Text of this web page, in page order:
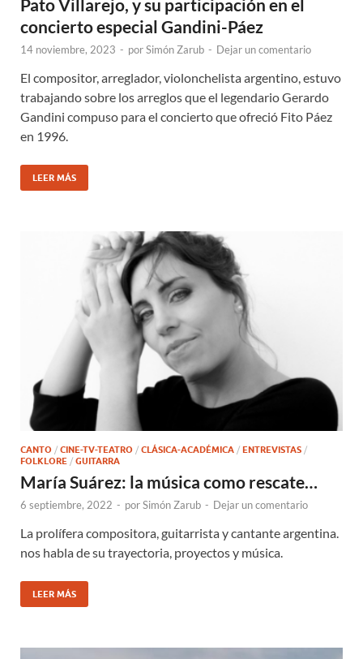
Pato Villarejo, y su participación en el
concierto especial Gandini-Páez
14 noviembre, 2023 - porSimón Zarub - Dejar un comentario
El compositor, arreglador, violonchelista argentino, estuvo
trabajando sobre los arreglos que el legendario Gerardo
Gandini compuso para el concierto que ofreció Fito Páez
en 1996.
LEER MÁS
CANTO / CINE-TV-TEATRO / CLÁSICA-ACADÉMICA / ENTREVISTAS /
FOLKLORE / GUITARRA
María Suárez: la música como rescate…
6 septiembre, 2022 - porSimón Zarub - Dejar un comentario
La prolífera compositora, guitarrista y cantante argentina.
nos habla de su trayectoria, proyectos y música.
LEER MÁS